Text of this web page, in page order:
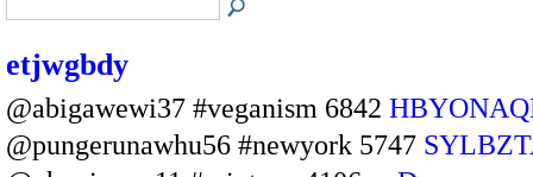
etjwgbdy
@abigawewi37 #veganism 6842
@pungerunawhu56 #newyork 5747